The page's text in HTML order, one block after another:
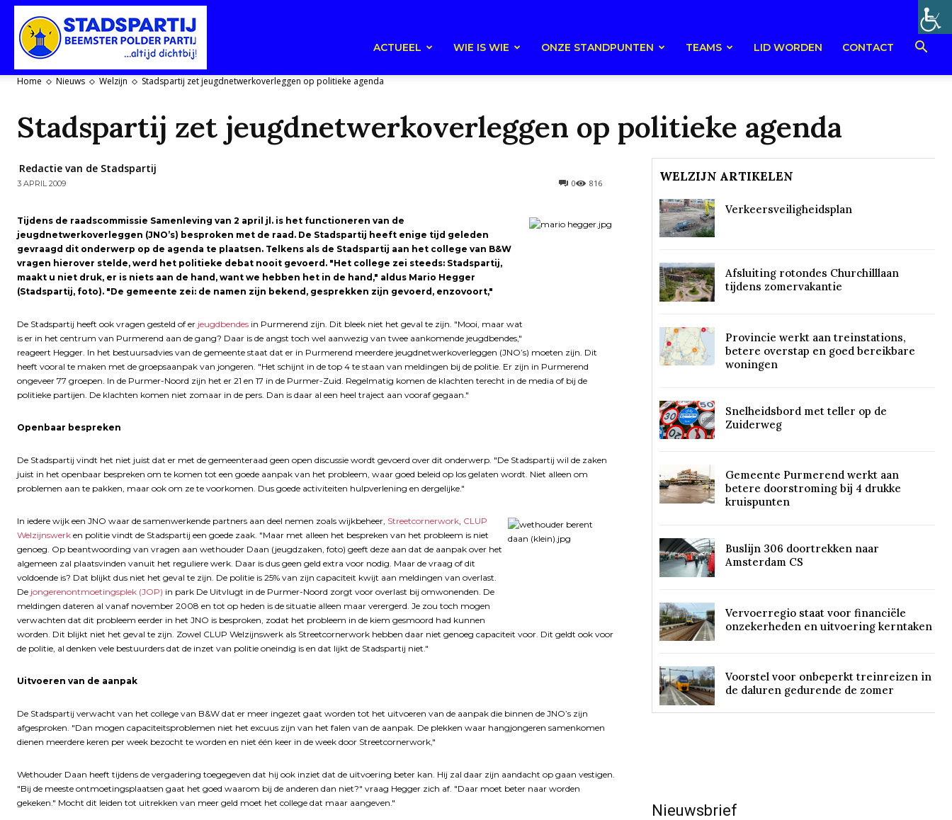
Polderpartij
ACTUEEL WIE IS WIE ONZE STANDPUNTEN TEAMS LID WORDEN CONTACT
Home Nieuws Welzijn Stadspartij zet jeugdnetwerkoverleggen op politieke agenda
Stadspartij zet jeugdnetwerkoverleggen op politieke agenda
Redactie van de Stadspartij
3 APRIL 2009 816
0
Tijdens de raadscommissie Samenleving van 2 april jl. is het functioneren van de
jeugdnetwerkoverleggen (JNO’s) besproken met de raad. De Stadspartij heeft enige tijd geleden
gevraagd dit onderwerp op de agenda te plaatsen. Telkens als de Stadspartij aan het college van B&W
vragen hierover stelde, werd het politieke debat nooit gevoerd. "Het college zei steeds: Stadspartij,
maakt u niet druk, er is niets aan de hand, want we hebben het in de hand," aldus Mario Hegger
(Stadspartij, foto). "De gemeente zei: de namen zijn bekend, gesprekken zijn gevoerd, enzovoort,"
De Stadspartij heeft ook vragen gesteld of er jeugdbendes in Purmerend zijn. Dit bleek niet het geval te zijn. "Mooi, maar wat
is er in het centrum van Purmerend aan de gang? Daar is de angst toch wel aanwezig van twee aankomende jeugdbendes,"
reageert Hegger. In het bestuursadvies van de gemeente staat dat er in Purmerend meerdere jeugdnetwerkoverleggen (JNO’s) moeten zijn. Dit
heeft vooral te maken met de groepsaanpak van jongeren. "Het schijnt in de top 4 te staan van meldingen bij de politie. Er zijn in Purmerend
ongeveer 77 groepen. In de Purmer-Noord zijn het er 21 en 17 in de Purmer-Zuid. Regelmatig komen de klachten terecht in de media of bij de
politieke partijen. De klachten komen niet zomaar in de pers. Dan is daar al een heel traject aan vooraf gegaan."
Openbaar bespreken
De Stadspartij vindt het niet juist dat er met de gemeenteraad geen open discussie wordt gevoerd over dit onderwerp. "De Stadspartij wil de zaken
juist in het openbaar bespreken om te komen tot een goede aanpak van het probleem, waar goed beleid op los gelaten wordt. Niet alleen om
problemen aan te pakken, maar ook om ze te voorkomen. Dus goede activiteiten hulpverlening en dergelijke."
In iedere wijk een JNO waar de samenwerkende partners aan deel nemen zoals wijkbeheer, Streetcornerwork, CLUP
Welzijnswerk en politie vindt de Stadspartij een goede zaak. "Maar met alleen het bespreken van het probleem is niet
genoeg. Op beantwoording van vragen aan wethouder Daan (jeugdzaken, foto) geeft deze aan dat de aanpak over het
algemeen zal plaatsvinden vanuit het reguliere werk. Daar is dus geen geld extra voor nodig. Maar de vraag of dit
voldoende is? Dat blijkt dus niet het geval te zijn. De politie is 25% van zijn capaciteit kwijt aan meldingen van overlast.
De jongerenontmoetingsplek (JOP) in park De Uitvlugt in de Purmer-Noord zorgt voor overlast bij omwonenden. De
meldingen dateren al vanaf november 2008 en tot op heden is de situatie alleen maar verergerd. Je zou toch mogen
verwachten dat dit probleem eerder in het JNO is besproken, zodat het probleem in de kiem gesmoord had kunnen
worden. Dit blijkt niet het geval te zijn. Zowel CLUP Welzijnswerk als Streetcornerwork hebben daar niet genoeg capaciteit voor. Dit geldt ook voor
de politie, al denken vele bestuurders dat de inzet van politie oneindig is en dat lijkt de Stadspartij niet."
Uitvoeren van de aanpak
De Stadspartij verwacht van het college van B&W dat er meer ingezet gaat worden tot het uitvoeren van de aanpak die binnen de JNO’s zijn
afgesproken. "Dan mogen capaciteitsproblemen niet het excuus zijn van het falen van de aanpak. De plekken waar hangjongeren samenkomen
dienen meerdere keren per week bezocht te worden en niet één keer in de week door Streetcornerwork,"
Wethouder Daan heeft tijdens de vergadering toegegeven dat hij ook inziet dat de uitvoering beter kan. Hij zal daar zijn aandacht op gaan vestigen.
"Bij de meeste ontmoetingsplaatsen gaat het goed waarom bij de anderen dan niet?" vraag Hegger zich af. "Daar moet beter naar worden
gekeken." Mocht dit leiden tot uitrekken van meer geld moet het college dat maar aangeven."
WELZIJN ARTIKELEN
Verkeersveiligheidsplan
Afsluiting rotondes Churchilllaan
tijdens zomervakantie
Provincie werkt aan treinstations,
betere overstap en goed bereikbare
woningen
Snelheidsbord met teller op de
Zuiderweg
Gemeente Purmerend werkt aan
betere doorstroming bij 4 drukke
kruispunten
Buslijn 306 doortrekken naar
Amsterdam CS
Vervoerregio staat voor financiële
onzekerheden en uitvoering kerntaken
Voorstel voor onbeperkt treinreizen in
de daluren gedurende de zomer
Nieuwsbrief